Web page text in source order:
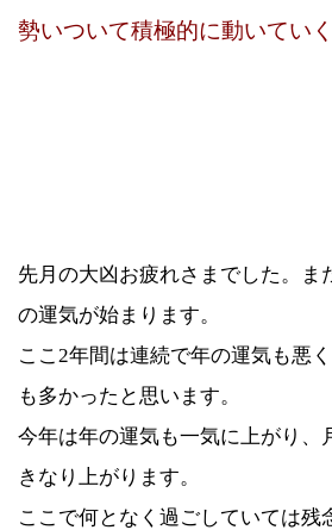
勢いついて積極的に動いてい
先月の大凶お疲れさまでした。ま
の運気が始まります。
ここ2年間は連続で年の運気も悪
も多かったと思います。
今年は年の運気も一気に上がり、
きなり上がります。
ここで何となく過ごしていては残